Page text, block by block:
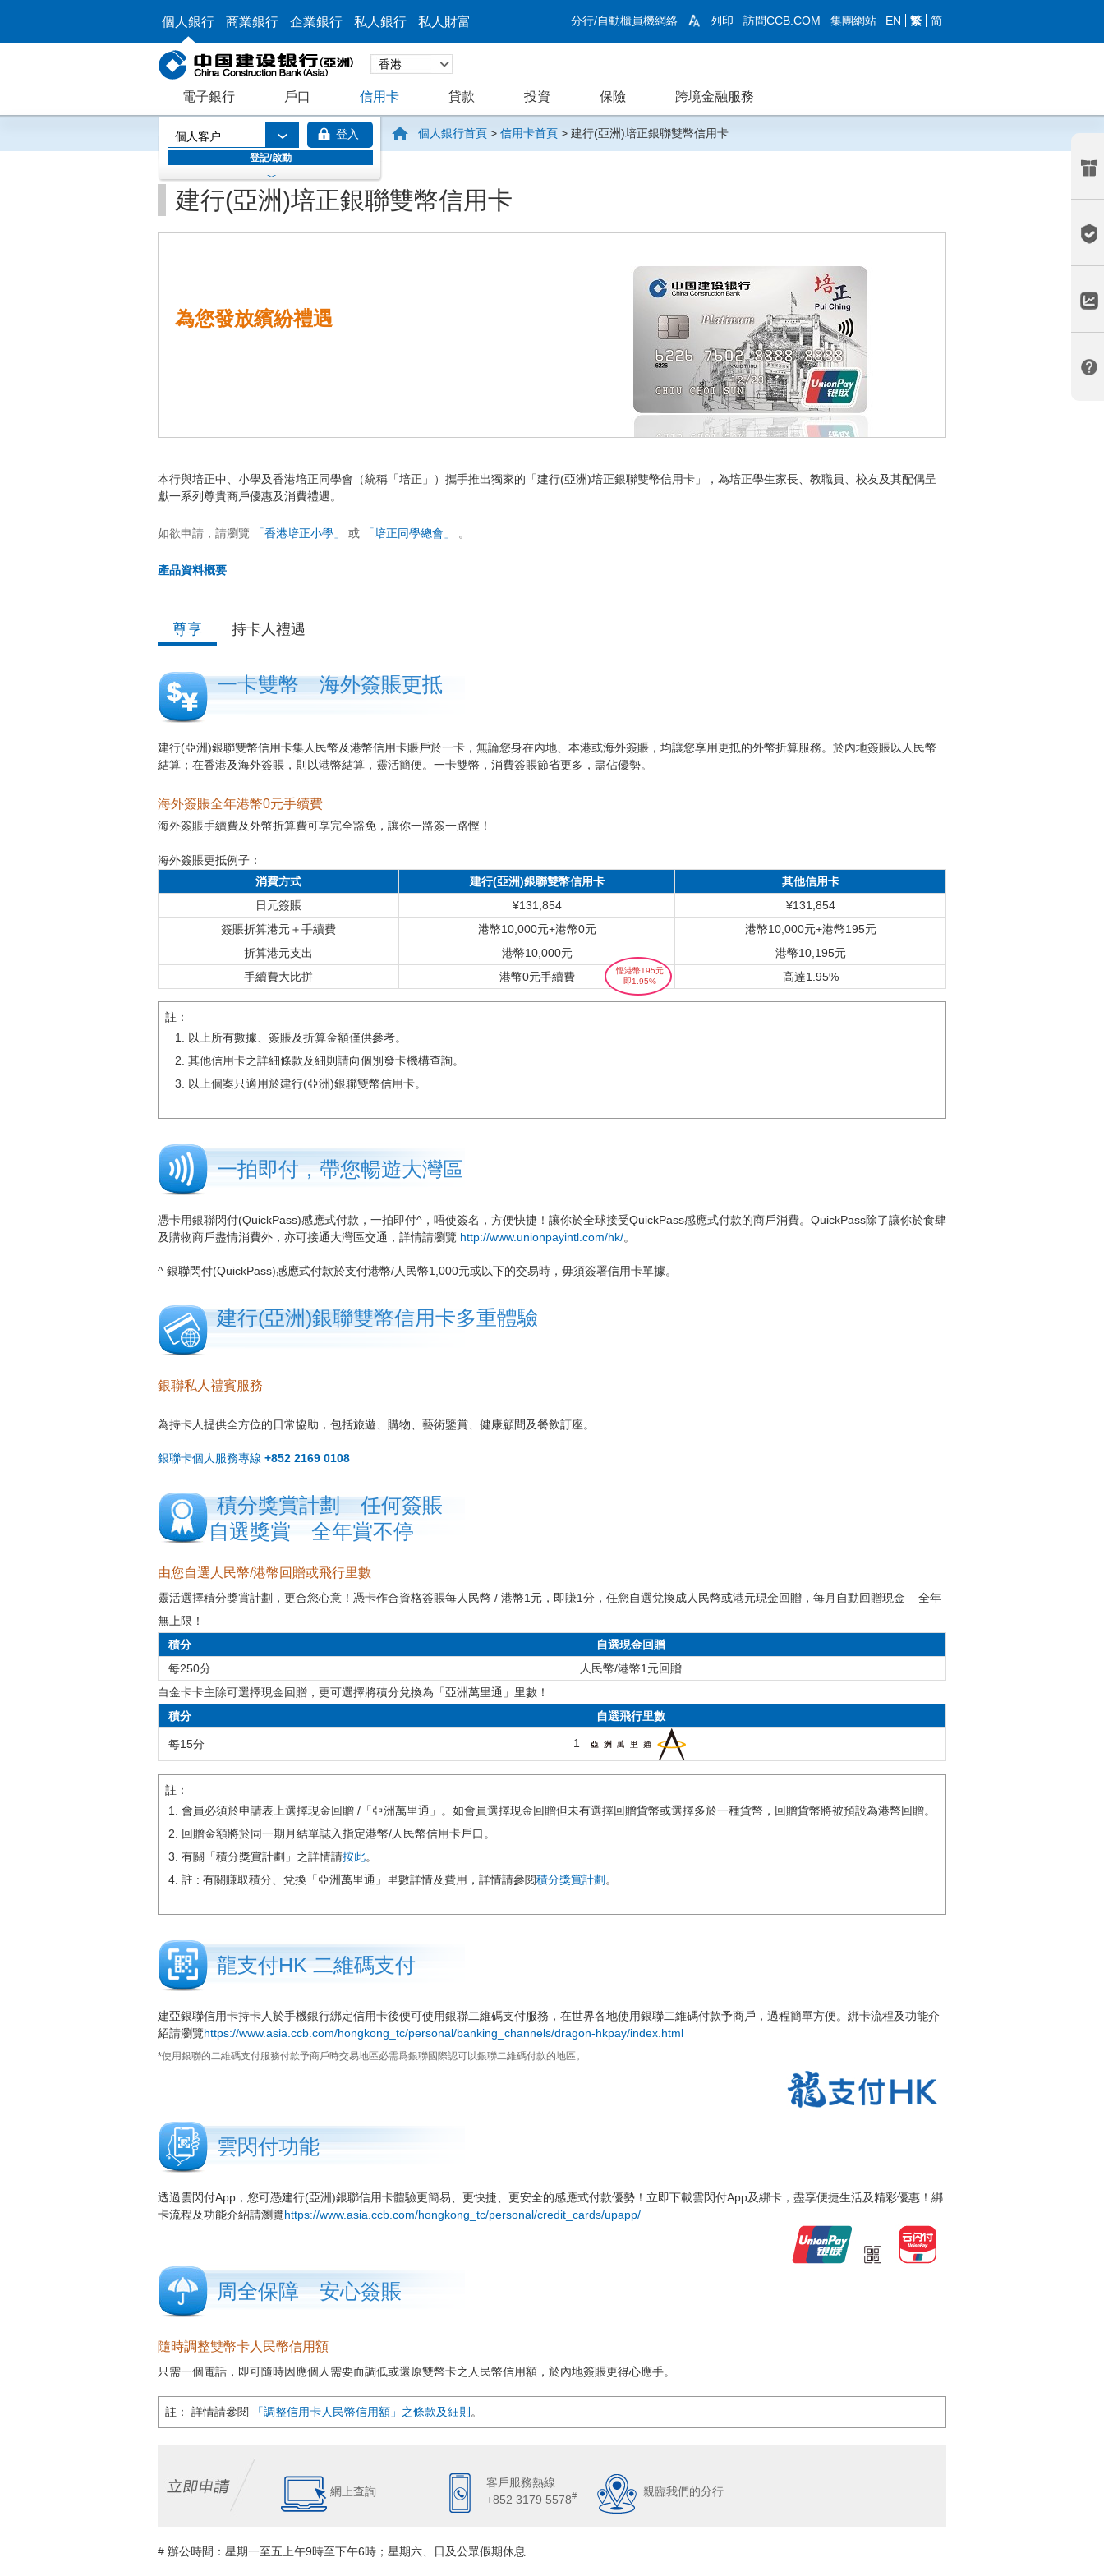
個人銀行 商業銀行 企業銀行 私人銀行 私人財富 分行/自動櫃員機網絡 列印 訪問CCB.COM 集團網站 EN 繁 简
電子銀行 戶口 信用卡 貸款 投資 保險 跨境金融服務
個人客户 登入
登記/啟動
個人銀行首頁 > 信用卡首頁 > 建行(亞洲)培正銀聯雙幣信用卡
建行(亞洲)培正銀聯雙幣信用卡
為您發放繽紛禮遇
本行與培正中、小學及香港培正同學會（統稱「培正」）攜手推出獨家的「建行(亞洲)培正銀聯雙幣信用卡」，為培正學生家長、教職員、校友及其配偶呈
獻一系列尊貴商戶優惠及消費禮遇。
如欲申請，請瀏覽 「香港培正小學」 或 「培正同學總會」 。
產品資料概要
尊享 持卡人禮遇
一卡雙幣 海外簽賬更抵
建行(亞洲)銀聯雙幣信用卡集人民幣及港幣信用卡賬戶於一卡，無論您身在內地、本港或海外簽賬，均讓您享用更抵的外幣折算服務。於內地簽賬以人民幣
結算；在香港及海外簽賬，則以港幣結算，靈活簡便。一卡雙幣，消費簽賬節省更多，盡佔優勢。
海外簽賬全年港幣0元手續費
海外簽賬手續費及外幣折算費可享完全豁免，讓你一路簽一路慳！
海外簽賬更抵例子：
消費方式
建行(亞洲)銀聯雙幣信用卡
其他信用卡
日元簽賬
¥131,854
¥131,854
簽賬折算港元＋手續費
港幣10,000元+港幣0元
港幣10,000元+港幣195元
折算港元支出
港幣10,000元
港幣10,195元
手續費大比拼
港幣0元手續費
慳港幣195元
即1.95%
高達1.95%
註：
以上所有數據、簽賬及折算金額僅供參考。
其他信用卡之詳細條款及細則請向個別發卡機構查詢。
以上個案只適用於建行(亞洲)銀聯雙幣信用卡。
一拍即付，帶您暢遊大灣區
憑卡用銀聯閃付(QuickPass)感應式付款，一拍即付^，唔使簽名，方便快捷！讓你於全球接受QuickPass感應式付款的商戶消費。QuickPass除了讓你於食肆
及購物商戶盡情消費外，亦可接通大灣區交通，詳情請瀏覽 http://www.unionpayintl.com/hk/。
^ 銀聯閃付(QuickPass)感應式付款於支付港幣/人民幣1,000元或以下的交易時，毋須簽署信用卡單據。
建行(亞洲)銀聯雙幣信用卡多重體驗
銀聯私人禮賓服務
為持卡人提供全方位的日常協助，包括旅遊、購物、藝術鑒賞、健康顧問及餐飲訂座。
銀聯卡個人服務專線 +852 2169 0108
積分獎賞計劃 任何簽賬
自選獎賞 全年賞不停
由您自選人民幣/港幣回贈或飛行里數
靈活選擇積分獎賞計劃，更合您心意！憑卡作合資格簽賬每人民幣 / 港幣1元，即賺1分，任您自選兌換成人民幣或港元現金回贈，每月自動回贈現金 – 全年
無上限！
積分
自選現金回贈
每250分
人民幣/港幣1元回贈
白金卡卡主除可選擇現金回贈，更可選擇將積分兌換為「亞洲萬里通」里數！
積分
自選飛行里數
每15分 1
註：
會員必須於申請表上選擇現金回贈 /「亞洲萬里通」。如會員選擇現金回贈但未有選擇回贈貨幣或選擇多於一種貨幣，回贈貨幣將被預設為港幣回贈。
回贈金額將於同一期月結單誌入指定港幣/人民幣信用卡戶口。
有關「積分獎賞計劃」之詳情請按此。
註 : 有關賺取積分、兌換「亞洲萬里通」里數詳情及費用，詳情請參閱積分獎賞計劃 。
龍支付HK 二維碼支付
建亞銀聯信用卡持卡人於手機銀行綁定信用卡後便可使用銀聯二維碼支付服務，在世界各地使用銀聯二維碼付款予商戶，過程簡單方便。綁卡流程及功能介
紹請瀏覽https://www.asia.ccb.com/hongkong_tc/personal/banking_channels/dragon-hkpay/index.html
*使用銀聯的二維碼支付服務付款予商戶時交易地區必需爲銀聯國際認可以銀聯二維碼付款的地區。
雲閃付功能
透過雲閃付App，您可憑建行(亞洲)銀聯信用卡體驗更簡易、更快捷、更安全的感應式付款優勢！立即下載雲閃付App及綁卡，盡享便捷生活及精彩優惠！綁
卡流程及功能介紹請瀏覽https://www.asia.ccb.com/hongkong_tc/personal/credit_cards/upapp/
周全保障 安心簽賬
隨時調整雙幣卡人民幣信用額
只需一個電話，即可隨時因應個人需要而調低或還原雙幣卡之人民幣信用額，於內地簽賬更得心應手。
註： 詳情請參閱 「調整信用卡人民幣信用額」之條款及細則 。
網上查詢
客戶服務熱線
+852 3179 5578# 親臨我們的分行
# 辦公時間：星期一至五上午9時至下午6時；星期六、日及公眾假期休息